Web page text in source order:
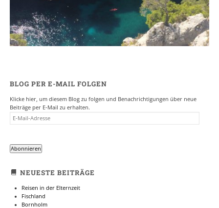
BLOG PER E-MAIL FOLGEN
Klicke hier, um diesem Blog zu folgen und Benachrichtigungen über neue
Beiträge per E-Mail zu erhalten.
E-
MAIL-
Abonnieren
NEUESTE BEITRÄGE
Reisen in der Elternzeit
Fischland
Bornholm